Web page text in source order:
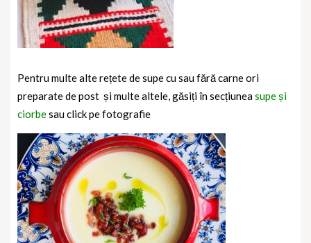
Pentru multe alte rețete de supe cu sau fără carne ori
preparate de post și multe altele, găsiți în secțiuneasupe și
ciorbesau click pe fotografie